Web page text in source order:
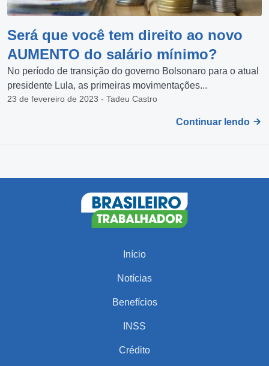
Será que você tem direito ao novo
AUMENTO do salário mínimo?
No período de transição do governo Bolsonaro para o atual
presidente Lula, as primeiras movimentações...
23 de fevereiro de 2023 - Tadeu Castro
Continuar lendo
Início
Notícias
Benefícios
INSS
Crédito